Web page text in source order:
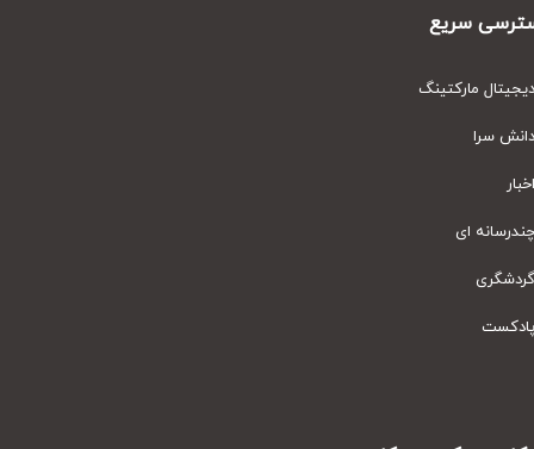
سریع
مارکتینگ
سرا
ای